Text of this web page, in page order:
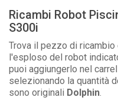
Ricambi Robot
S300i
Trova il pezzo di
l'esploso del robot
puoi aggiungerlo nel
selezionando la quantità
sono originali Dolphin.